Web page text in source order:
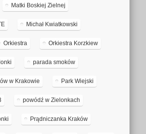
Matki Boskiej Zielnej
Michał Kwiatkowski
Orkiestra Orkiestra Korzkiew
parada smoków
w Krakowie Park Wiejski
powódź w Zielonkach
Prądniczanka Kraków